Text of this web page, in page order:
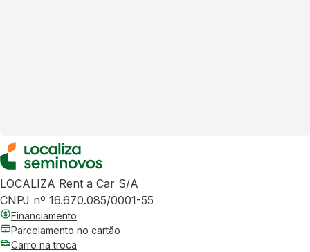
LOCALIZA Rent a Car S/A
CNPJ nº 16.670.085/0001-55
Financiamento
Parcelamento no cartão
Carro na troca